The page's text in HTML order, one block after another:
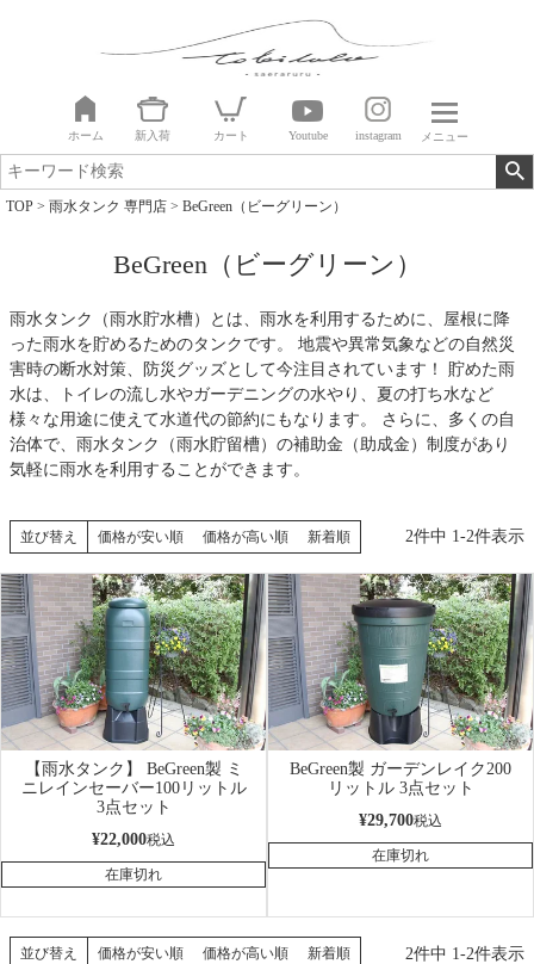
ホーム 新入荷 カート Youtube instagram メニュー
TOP 雨水タンク 専門店 BeGreen（ビーグリーン）
BeGreen（ビーグリーン）
雨水タンク（雨水貯水槽）とは、雨水を利用するために、屋根に降
った雨水を貯めるためのタンクです。 地震や異常気象などの自然災
害時の断水対策、防災グッズとして今注目されています！ 貯めた雨
水は、トイレの流し水やガーデニングの水やり、夏の打ち水など
様々な用途に使えて水道代の節約にもなります。 さらに、多くの自
治体で、雨水タンク（雨水貯留槽）の補助金（助成金）制度があり
気軽に雨水を利用することができます。
並び替え 価格が安い順 価格が高い順 新着順 2件中 1-2件表示
【雨水タンク】 BeGreen製 ミ
ニレインセーバー100リットル
3点セット
¥22,000税込
在庫切れ
BeGreen製 ガーデンレイク200
リットル 3点セット
¥29,700税込
在庫切れ
並び替え 価格が安い順 価格が高い順 新着順 2件中 1-2件表示